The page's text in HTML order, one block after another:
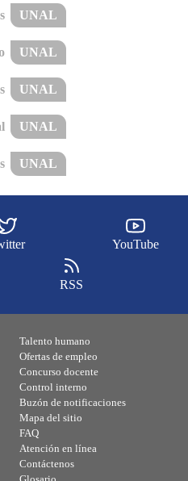
UNAL
UNAL
UNAL
UNAL
UNAL
YouTube
RSS
Talento humano
Ofertas de empleo
Concurso docente
Control interno
Buzón de notificaciones
Mapa del sitio
FAQ
Atención en línea
Contáctenos